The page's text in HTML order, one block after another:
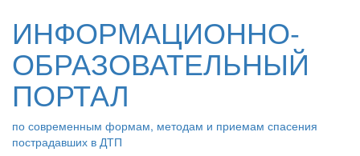
ИНФОРМАЦИОННО-
ОБРАЗОВАТЕЛЬНЫЙ
ПОРТАЛ
по современным формам, методам и приемам спасения
пострадавших в ДТП